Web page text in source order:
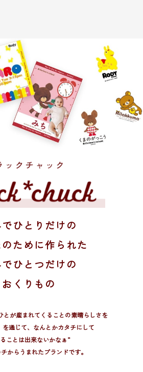
ひとりだけの
ために作られた
ひとつだけの
おくりもの
とが産まれてくることの素晴らしさを
通じて、 なんとかカタチにして
ことは出来ないかなぁ”
からうまれたブランドです。